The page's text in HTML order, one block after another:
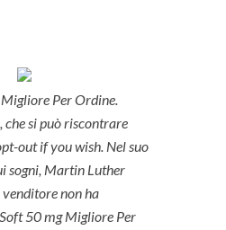
Per Ordine.
che si può riscontrare
out if you wish. Nel suo
sogni, Martin Luther
non ha
50 mg Migliore Per